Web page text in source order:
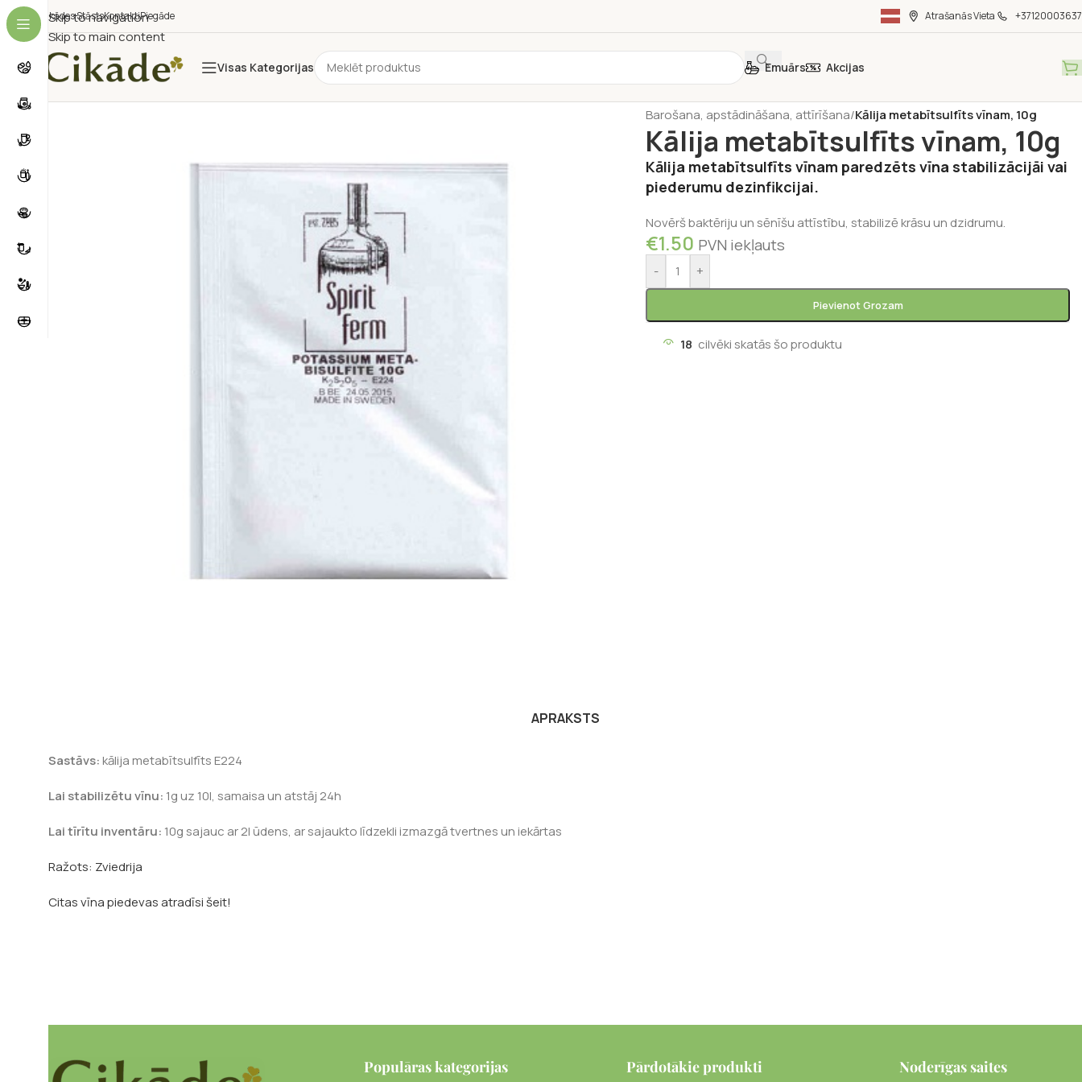
Skip to navigation
Skip to main content
Cikādes StāstsKontaktiPiegāde Atrašanās Vieta +37120003637
Visas Kategorijas Emuārs Akcijas
Barošana, apstādināšana, attīrīšana/Kālija metabītsulfīts vīnam, 10g
Kālija metabītsulfīts vīnam, 10g
Kālija metabītsulfīts vīnam paredzēts vīna stabilizācijāi vai
piederumu dezinfikcijai.
Novērš baktēriju un sēnīšu attīstību, stabilizē krāsu un dzidrumu.
€1.50 PVN iekļauts
- +
Pievienot Grozam
18 cilvēki skatās šo produktu
APRAKSTS
Sastāvs:kālija metabītsulfīts E224
Lai stabilizētu vīnu: 1g uz 10l, samaisa un atstāj 24h
Lai tīrītu inventāru: 10g sajauc ar 2l ūdens, ar sajaukto līdzekli izmazgā tvertnes un iekārtas
Ražots: Zviedrija
Citas vīna piedevas atradīsi šeit!
Populāras kategorijas Pārdotākie produkti Noderīgas saites